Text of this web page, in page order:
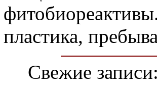
пластика,
Свежие записи: